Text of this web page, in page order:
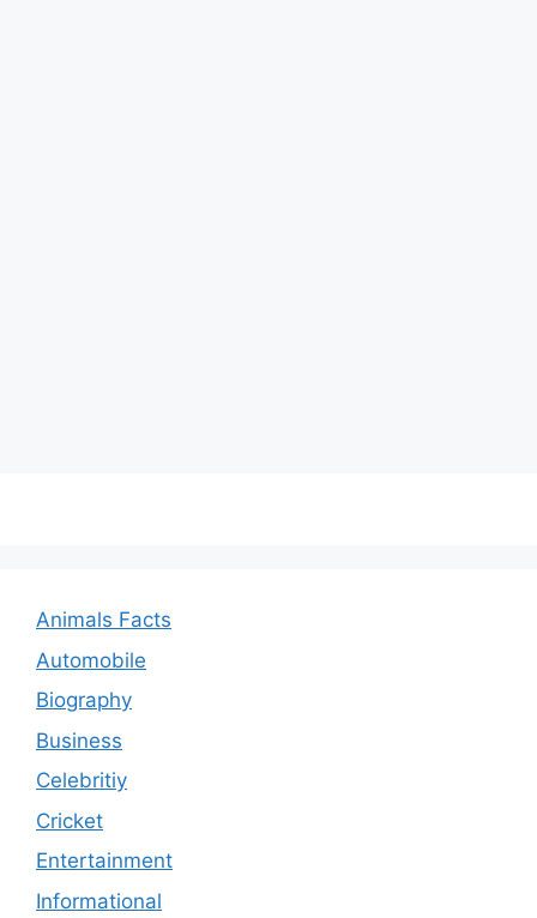
Animals Facts
Automobile
Biography
Business
Celebritiy
Cricket
Entertainment
Informational